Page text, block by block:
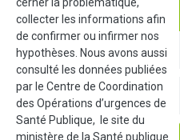
collecter les informations afin
de confirmer ou infirmer nos
hypothèses. Nous avons aussi
consulté les données publiées
par le Centre de Coordination
des Opérations d’urgences de
Santé Publique, le site du
ministère de la Santé publique